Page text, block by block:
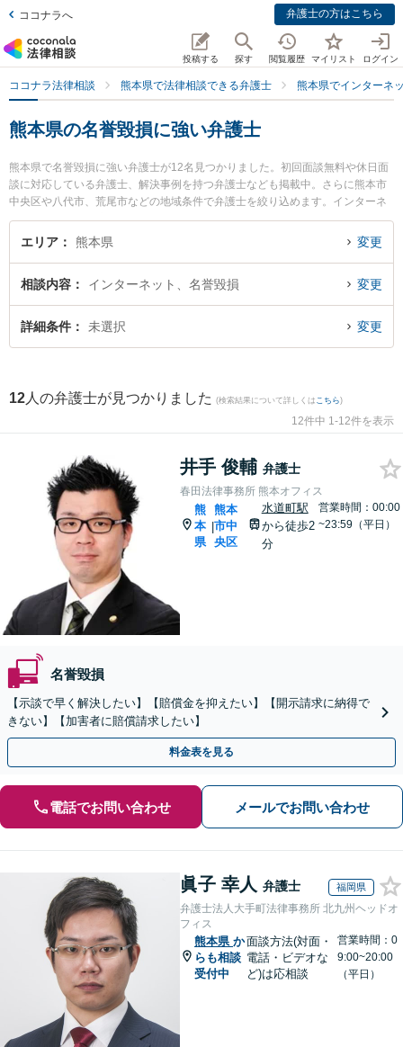
ココナラへ 弁護士の方はこちら
投稿する 探す 閲覧履歴 マイリスト ログイン
ココナラ法律相談 熊本県で法律相談できる弁護士 熊本県でインターネ
熊本県の名誉毀損に強い弁護士
熊本県で名誉毀損に強い弁護士が12名見つかりました。初回面談無料や休日面
談に対応している弁護士、解決事例を持つ弁護士なども掲載中。さらに熊本市
中央区や八代市、荒尾市などの地域条件で弁護士を絞り込めます。インターネ
ットに関係する誹謗中傷や名誉毀損、個人特定等の細かな分野での絞り込み検
索もでき便利です。特に春田法律事務所 熊本オフィスの井手 俊輔弁護士や銀河
夜間に発生した名誉毀損のトラブルを今すぐに弁護士に相談したい』『名誉毀
損のトラブル解決の実績豊富な近くの弁護士を検索したい』『初回相談無料で
名誉毀損を法律相談できる熊本県内の弁護士に相談予約したい』などでお困り
エリア 熊本県 変更
相談内容 インターネット、名誉毀損 変更
詳細条件 未選択 変更
12 人の弁護士が見つかりました (検索結果について詳しくは こちら)
12件中 1-12件を表示
井手 俊輔 弁護士
春田法律事務所 熊本オフィス
熊
本
県
|
熊本
市中
央区
水道町駅
から徒歩2
分
営業時間：00:00
~23:59（平日）
名誉毀損
【示談で早く解決したい】【賠償金を抑えたい】【開示請求に納得で
きない】【加害者に賠償請求したい】
料金表を見る
電話でお問い合わせ メールでお問い合わせ
眞子 幸人 弁護士 福岡県
弁護士法人大手町法律事務所 北九州ヘッドオ
フィス
熊本県 か
らも相談
受付中
面談方法(対面・
電話・ビデオな
ど)は応相談
営業時間：0
9:00~20:00
（平日）